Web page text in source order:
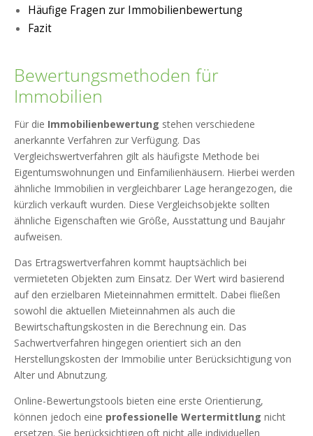
Häufige Fragen zur Immobilienbewertung
Fazit
Bewertungsmethoden für
Immobilien
Für die Immobilienbewertung stehen verschiedene
anerkannte Verfahren zur Verfügung. Das
Vergleichswertverfahren gilt als häufigste Methode bei
Eigentumswohnungen und Einfamilienhäusern. Hierbei werden
ähnliche Immobilien in vergleichbarer Lage herangezogen, die
kürzlich verkauft wurden. Diese Vergleichsobjekte sollten
ähnliche Eigenschaften wie Größe, Ausstattung und Baujahr
aufweisen.
Das Ertragswertverfahren kommt hauptsächlich bei
vermieteten Objekten zum Einsatz. Der Wert wird basierend
auf den erzielbaren Mieteinnahmen ermittelt. Dabei fließen
sowohl die aktuellen Mieteinnahmen als auch die
Bewirtschaftungskosten in die Berechnung ein. Das
Sachwertverfahren hingegen orientiert sich an den
Herstellungskosten der Immobilie unter Berücksichtigung von
Alter und Abnutzung.
Online-Bewertungstools bieten eine erste Orientierung,
können jedoch eine professionelle Wertermittlung nicht
ersetzen. Sie berücksichtigen oft nicht alle individuellen